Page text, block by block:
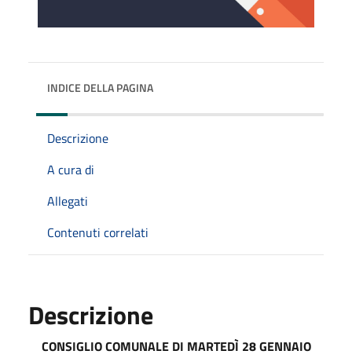
INDICE DELLA PAGINA
Descrizione
A cura di
Allegati
Contenuti correlati
Descrizione
CONSIGLIO COMUNALE DI MARTEDÌ 28 GENNAIO